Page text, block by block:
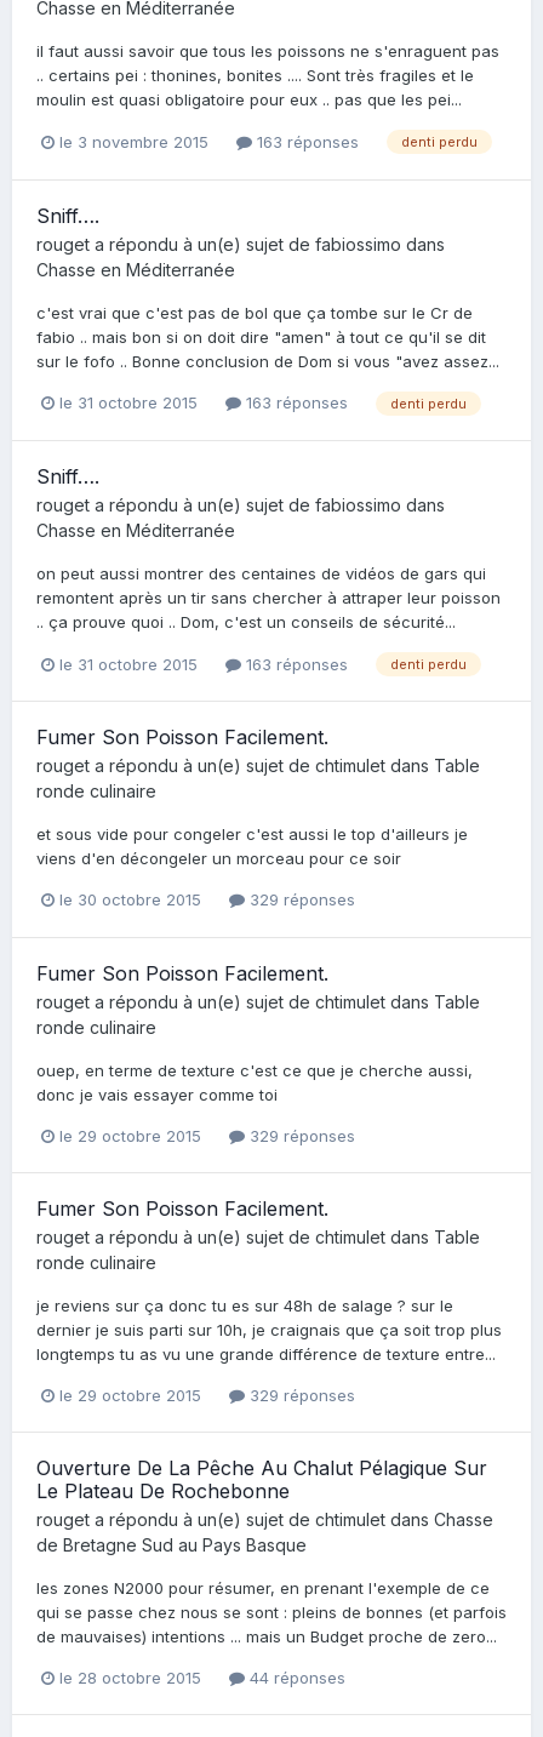
Chasse en Méditerranée
il faut aussi savoir que tous les poissons ne s'enraguent pas
.. certains pei : thonines, bonites .... Sont très fragiles et le
moulin est quasi obligatoire pour eux .. pas que les pei...
le 3 novembre 2015 163 réponses denti perdu
Sniff….
rouget a répondu à un(e) sujet de fabiossimo dans
Chasse en Méditerranée
c'est vrai que c'est pas de bol que ça tombe sur le Cr de
fabio .. mais bon si on doit dire "amen" à tout ce qu'il se dit
sur le fofo .. Bonne conclusion de Dom si vous "avez assez...
le 31 octobre 2015 163 réponses denti perdu
Sniff….
rouget a répondu à un(e) sujet de fabiossimo dans
Chasse en Méditerranée
on peut aussi montrer des centaines de vidéos de gars qui
remontent après un tir sans chercher à attraper leur poisson
.. ça prouve quoi .. Dom, c'est un conseils de sécurité...
le 31 octobre 2015 163 réponses denti perdu
Fumer Son Poisson Facilement.
rouget a répondu à un(e) sujet de chtimulet dans Table
ronde culinaire
et sous vide pour congeler c'est aussi le top d'ailleurs je
viens d'en décongeler un morceau pour ce soir
le 30 octobre 2015 329 réponses
Fumer Son Poisson Facilement.
rouget a répondu à un(e) sujet de chtimulet dans Table
ronde culinaire
ouep, en terme de texture c'est ce que je cherche aussi,
donc je vais essayer comme toi
le 29 octobre 2015 329 réponses
Fumer Son Poisson Facilement.
rouget a répondu à un(e) sujet de chtimulet dans Table
ronde culinaire
je reviens sur ça donc tu es sur 48h de salage ? sur le
dernier je suis parti sur 10h, je craignais que ça soit trop plus
longtemps tu as vu une grande différence de texture entre...
le 29 octobre 2015 329 réponses
Ouverture De La Pêche Au Chalut Pélagique Sur
Le Plateau De Rochebonne
rouget a répondu à un(e) sujet de chtimulet dans Chasse
de Bretagne Sud au Pays Basque
les zones N2000 pour résumer, en prenant l'exemple de ce
qui se passe chez nous se sont : pleins de bonnes (et parfois
de mauvaises) intentions ... mais un Budget proche de zero...
le 28 octobre 2015 44 réponses